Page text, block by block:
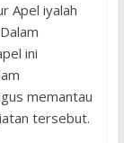
Apel iyalah
ini
memantau
tersebut.